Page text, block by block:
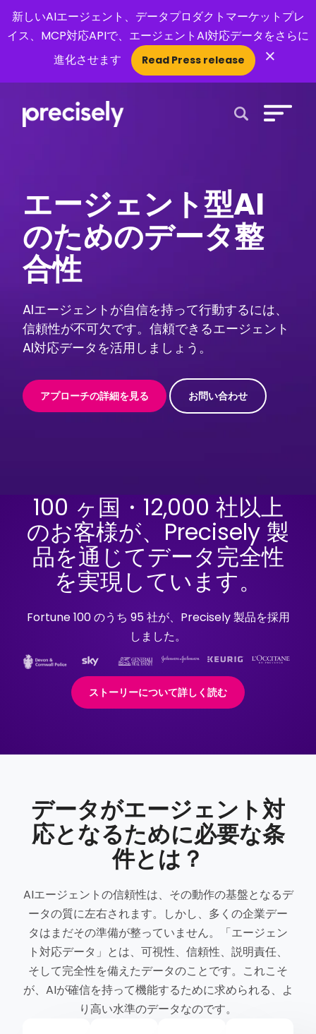
新しいAIエージェント、データプロダクトマーケットプレ
イス、MCP対応APIで、エージェントAI対応データをさらに
進化させます
Read Press release ×
エージェント型AI
のためのデータ整
合性
AIエージェントが自信を持って行動するには、
信頼性が不可欠です。信頼できるエージェント
AI対応データを活用しましょう。
アプローチの詳細を見る お問い合わせ
100 ヶ国・12,000 社以上
のお客様が、Precisely 製
品を通じてデータ完全性
を実現しています。
Fortune 100 のうち 95 社が、Precisely 製品を採用
しました。
ストーリーについて詳しく読む
データがエージェント対
応となるために必要な条
件とは？
AIエージェントの信頼性は、その動作の基盤となるデ
ータの質に左右されます。しかし、多くの企業デー
タはまだその準備が整っていません。「エージェン
ト対応データ」とは、可視性、信頼性、説明責任、
そして完全性を備えたデータのことです。これこそ
が、AIが確信を持って機能するために求められる、よ
り高い水準のデータなのです。